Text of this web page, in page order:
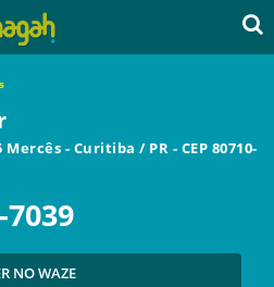
Mercês - Curitiba / PR - CEP 80710-
7039
NO WAZE